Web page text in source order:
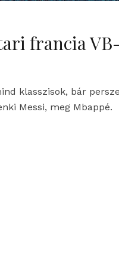
francia
klasszisok, bár
Messi, meg Mbappé.